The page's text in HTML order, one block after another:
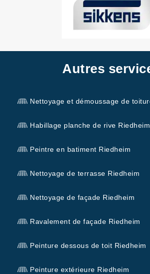
Autres
Nettoyage et démoussage de
Habillage planche de rive Riedheim
Peintre en batiment Riedheim
Nettoyage de terrasse Riedheim
Nettoyage de façade Riedheim
Ravalement de façade Riedheim
Peinture dessous de toit Riedheim
Peinture extérieure Riedheim